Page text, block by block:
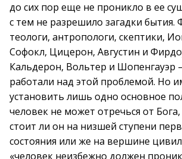
до сих пор еще не проникло в ее
с тем не разрешило загадки бытия.
теологи, антропологи, скептики,
Софокл, Цицерон, Августин и
Кальдерон, Вольтер и Шопенгауэр
работали над этой проблемой. Но
установить лишь одно основное
человек не может отречься от
стоит ли он на низшей ступени
состояния или же на вершине
«человек неизбежно должен